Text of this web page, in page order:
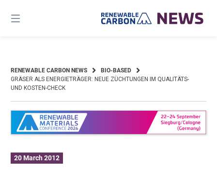
content
RENEWABLE CARBON NEWS
BIO-BASED
GRÄSER ALS ENERGIETRÄGER: NEUE ZÜCHTUNGEN IM QUALITÄTS-
UND KOSTEN-CHECK
20 March 2012